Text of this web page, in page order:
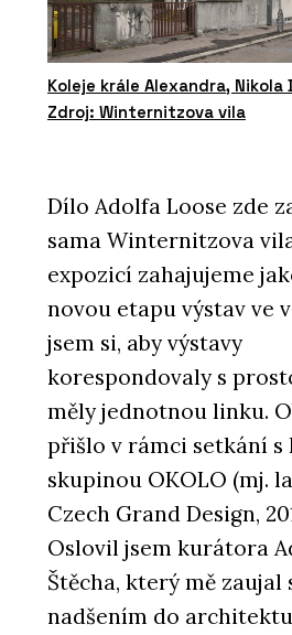
Koleje krále Alexandra, Nikola
Zdroj: Winternitzova vila
Dílo Adolfa Loose zde
sama Winternitzova
expozicí zahajujeme
novou etapu výstav ve
jsem si, aby výstavy
korespondovaly s
měly jednotnou linku.
přišlo v rámci setkání
skupinou OKOLO (mj.
Czech Grand Design,
Oslovil jsem kurátora
Štěcha, který mě zaujal
nadšením do